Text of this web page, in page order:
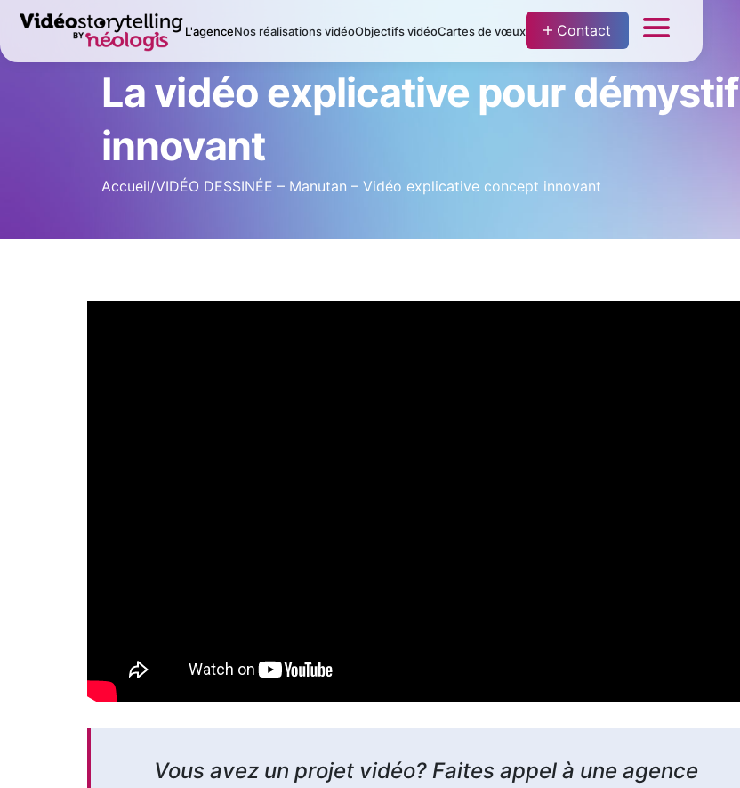
L'agenceNos réalisations vidéoObjectifs vidéoCartes de vœux Contact
La vidéo explicative pour
innovant
Accueil/VIDÉO DESSINÉE – Manutan – Vidéo explicative concept innovant
Vous avez un projet vidéo? Faites appel à une agence